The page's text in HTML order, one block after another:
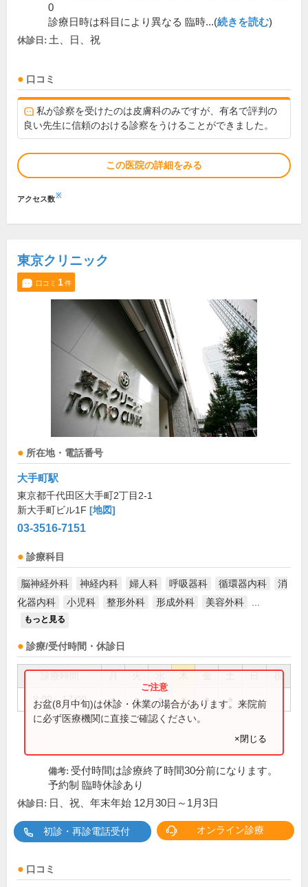
0
診療日時は科目により異なる 臨時...(続きを読む)
休診日: 土、日、祝
口コミ
私が診察を受けたのは皮膚科のみですが、有名で評判の
良い先生に信頼のおける診察をうけることができました。
この医院の詳細をみる
アクセス数※
東京クリニック
口コミ 1件
所在地・電話番号
大手町駅
東京都千代田区大手町2丁目2-1
新大手町ビル1F [地図]
03-3516-7151
診療科目
脳神経外科 神経内科 婦人科 呼吸器科 循環器内科
消
化器内科
小児科 整形外科 形成外科 美容外科
もっと見る
診療/受付時間・休診日
祝
9:00～17:00 ● ● ● ● ●
お盆(8月中旬)は休診・休業の場合があります。来院前
に必ず医療機関に直接ご確認ください。
×閉じる
備考: 受付時間は診療終了時間30分前になります。
予約制 臨時休診あり
休診日: 日、祝、年末年始 12月30日～1月3日
初診・再診電話受付 オンライン診療
口コミ